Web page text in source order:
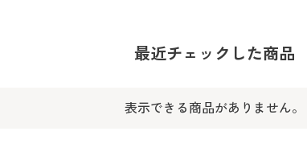
最近チェックした商品
表示できる商品がありません。